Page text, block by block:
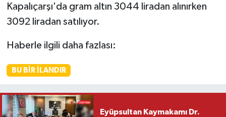
Kapalıçarşı'da gram altın 3044 liradan alınırken
3092 liradan satılıyor.
Haberle ilgili daha fazlası:
BU BIR İLANDIR
Eyüpsultan Kaymakamı Dr.